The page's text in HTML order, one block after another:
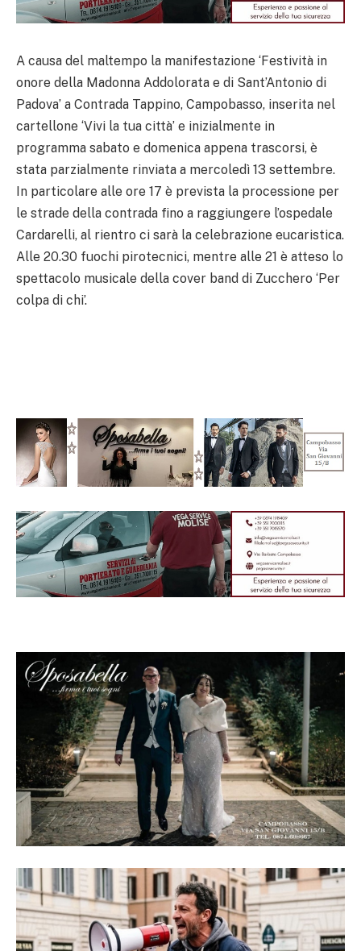
A causa del maltempo la manifestazione ‘Festività in
onore della Madonna Addolorata e di Sant’Antonio di
Padova’ a Contrada Tappino, Campobasso, inserita nel
cartellone ‘Vivi la tua città’ e inizialmente in
programma sabato e domenica appena trascorsi, è
stata parzialmente rinviata a mercoledì 13 settembre.
In particolare alle ore 17 è prevista la processione per
le strade della contrada fino a raggiungere l’ospedale
Cardarelli, al rientro ci sarà la celebrazione eucaristica.
Alle 20.30 fuochi pirotecnici, mentre alle 21 è atteso lo
spettacolo musicale della cover band di Zucchero ‘Per
colpa di chi’.